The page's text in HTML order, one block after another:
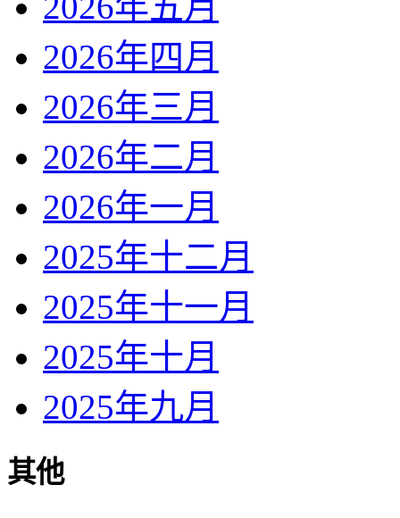
2026年四月
2026年三月
2026年二月
2026年一月
2025年十二月
2025年十一月
2025年十月
2025年九月
其他